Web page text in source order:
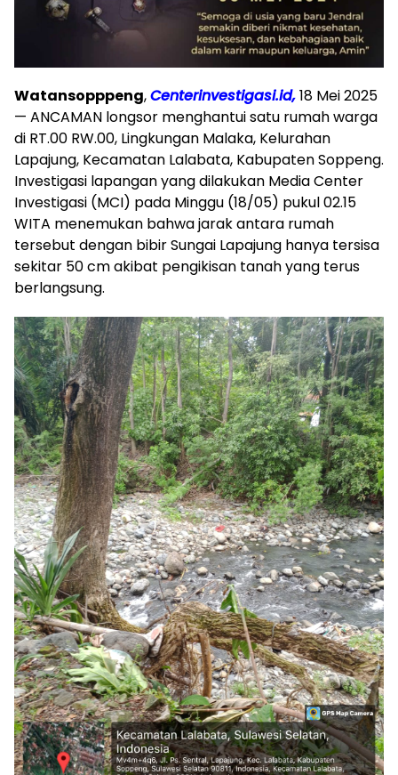
Watansopppeng,Centerinvestigasi.id,18 Mei 2025
— ANCAMAN longsor menghantui satu rumah warga
di RT.00 RW.00, Lingkungan Malaka, Kelurahan
Lapajung, Kecamatan Lalabata, Kabupaten Soppeng.
Investigasi lapangan yang dilakukan Media Center
Investigasi (MCI) pada Minggu (18/05) pukul 02.15
WITA menemukan bahwa jarak antara rumah
tersebut dengan bibir Sungai Lapajung hanya tersisa
sekitar 50 cm akibat pengikisan tanah yang terus
berlangsung.